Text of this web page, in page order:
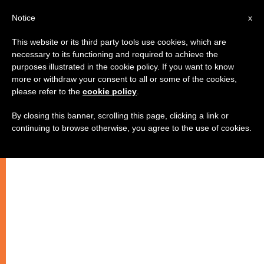
الحرية الدينية منتَهكة في كل العالم
–
x
Notice
This website or its third party tools use cookies, which are
necessary to its functioning and required to achieve the
purposes illustrated in the cookie policy. If you want to know
more or withdraw your consent to all or some of the cookies,
please refer to the cookie policy
By closing this banner, scrolling this page, clicking a link or
continuing to browse otherwise, you agree to the use of cookies.